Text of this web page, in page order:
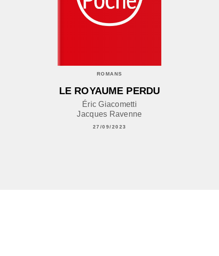
ROMANS
LE ROYAUME PERDU
Éric Giacometti
Jacques Ravenne
27/09/2023